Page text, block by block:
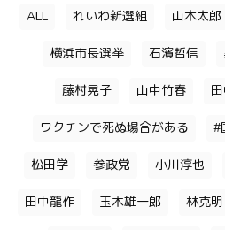
ALL れいわ新選組 山本太郎
横浜市長選挙 石濱哲信
藤村晃子 山中竹春
ワクチンで死ぬ場合がある #
松田学 参政党 小川淳也
田中龍作 玉木雄一郎 林克明